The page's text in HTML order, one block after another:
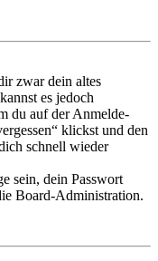
zwar dein altes
es jedoch
du auf der Anmelde-
klickst und den
schnell wieder
sein, dein Passwort
Board-Administration.